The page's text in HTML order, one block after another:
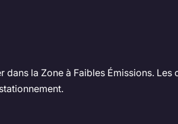
la Zone à Faibles Émissions. Les